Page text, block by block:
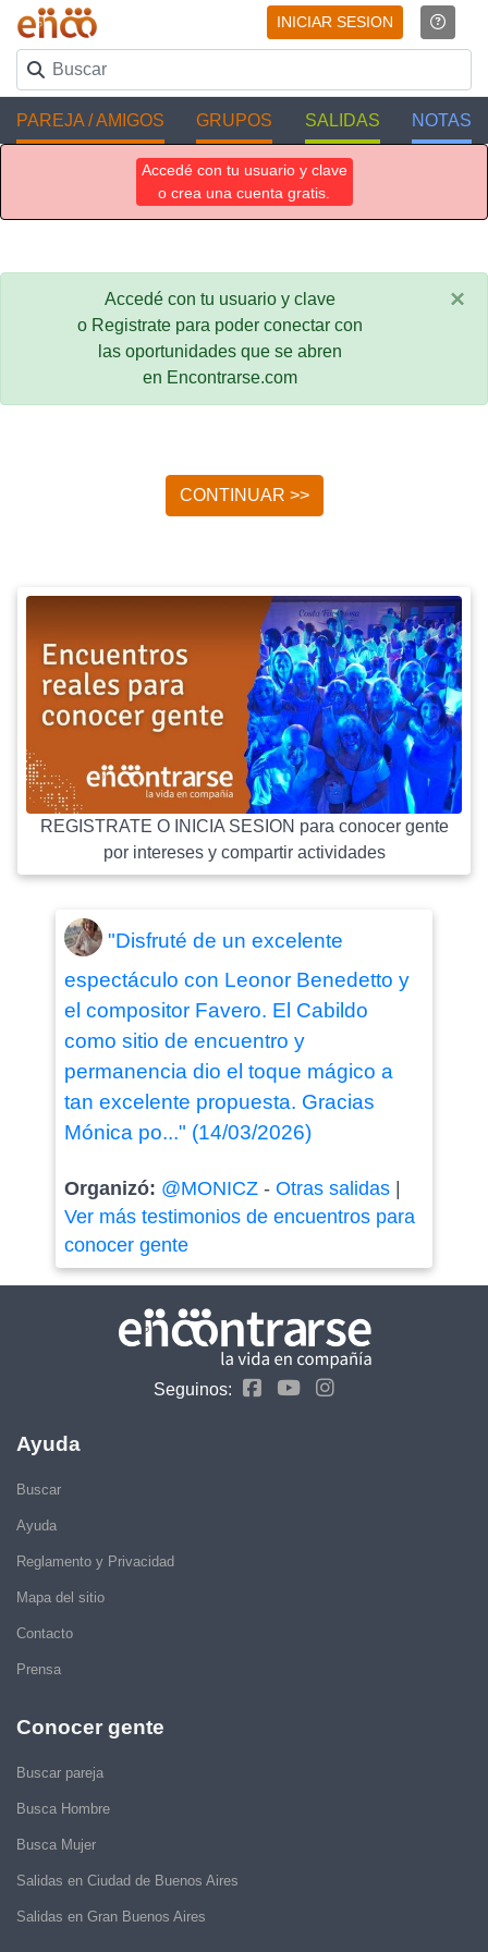
INICIAR SESION
PAREJA / AMIGOS GRUPOS SALIDAS NOTAS
Accedé con tu usuario y clave
o crea una cuenta gratis.
Accedé con tu usuario y clave
o Registrate para poder conectar con
las oportunidades que se abren
en Encontrarse.com
×
CONTINUAR >>
REGISTRATE O INICIA SESION para conocer gente
por intereses y compartir actividades
"Disfruté de un excelente
espectáculo con Leonor Benedetto y
el compositor Favero. El Cabildo
como sitio de encuentro y
permanencia dio el toque mágico a
tan excelente propuesta. Gracias
Mónica po..." (14/03/2026)
Organizó: @MONICZ- Otras salidas|
Ver más testimonios de encuentros para
conocer gente
Seguinos:
Ayuda
Buscar
Ayuda
Reglamento y Privacidad
Mapa del sitio
Contacto
Prensa
Conocer gente
Buscar pareja
Busca Hombre
Busca Mujer
Salidas en Ciudad de Buenos Aires
Salidas en Gran Buenos Aires